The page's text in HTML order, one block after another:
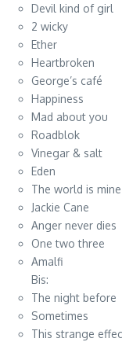
Devil kind of girl
2 wicky
Ether
Heartbroken
George’s café
Happiness
Mad about you
Roadblok
Vinegar & salt
Eden
The world is mine
Jackie Cane
Anger never dies
One two three
Amalfi
Bis:
The night before
Sometimes
This strange